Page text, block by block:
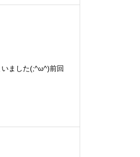
いました(;^ω^)前回